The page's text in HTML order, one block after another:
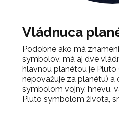
Vládnuca
Podobne ako má
symbolov, má aj dve
hlavnou planétou je Pluto
nepovažuje za planétu) a
symbolom vojny, hnevu,
Pluto symbolom života,